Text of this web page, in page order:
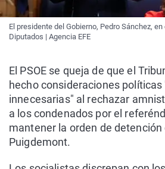
El presidente del Gobierno, Pedro Sánchez,
Diputados | Agencia EFE
El PSOE se queja de que el
hecho consideraciones
innecesarias" al rechazar
a los condenados por el
mantener la orden de detención
Puigdemont.